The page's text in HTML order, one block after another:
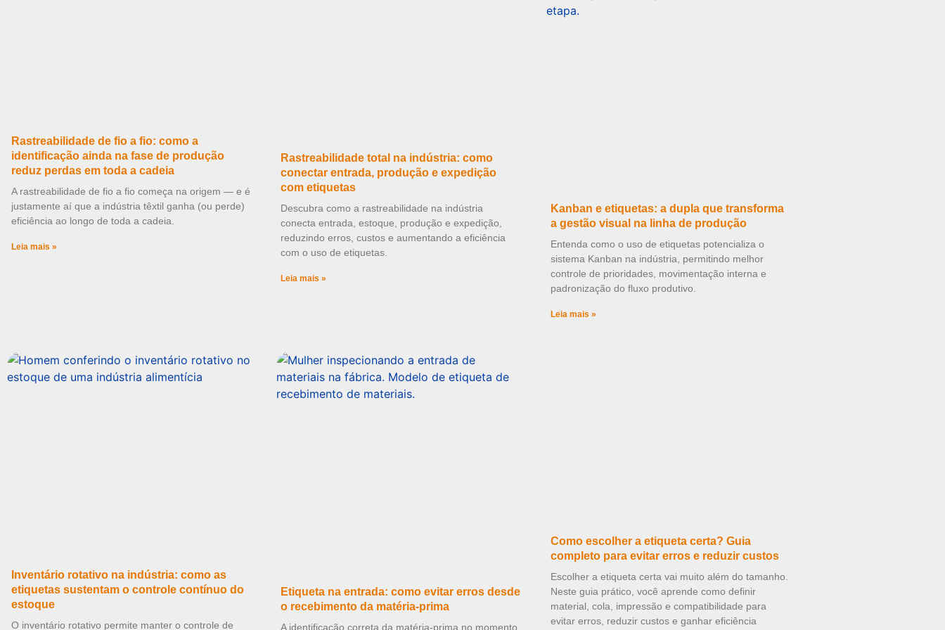
Rastreabilidade de fio a fio: como a
identificação ainda na fase de produção
reduz perdas em toda a cadeia
A rastreabilidade de fio a fio começa na origem — e é
justamente aí que a indústria têxtil ganha (ou perde)
eficiência ao longo de toda a cadeia.
Leia mais »
Rastreabilidade total na indústria: como
conectar entrada, produção e expedição
com etiquetas
Descubra como a rastreabilidade na indústria
conecta entrada, estoque, produção e expedição,
reduzindo erros, custos e aumentando a eficiência
com o uso de etiquetas.
Leia mais »
Kanban e etiquetas: a dupla que transforma
a gestão visual na linha de produção
Entenda como o uso de etiquetas potencializa o
sistema Kanban na indústria, permitindo melhor
controle de prioridades, movimentação interna e
padronização do fluxo produtivo.
Leia mais »
Inventário rotativo na indústria: como as
etiquetas sustentam o controle contínuo do
estoque
O inventário rotativo permite manter o controle de
Etiqueta na entrada: como evitar erros desde
o recebimento da matéria-prima
A identificação correta da matéria-prima no momento
Como escolher a etiqueta certa? Guia
completo para evitar erros e reduzir custos
Escolher a etiqueta certa vai muito além do tamanho.
Neste guia prático, você aprende como definir
material, cola, impressão e compatibilidade para
evitar erros, reduzir custos e ganhar eficiência